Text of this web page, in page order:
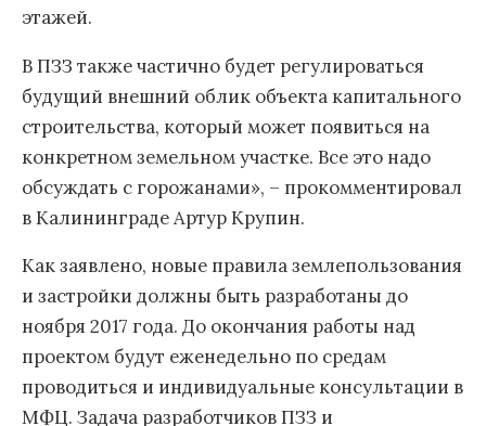
этажей.
В ПЗЗ также частично будет регулироваться
будущий внешний облик объекта капитального
строительства, который может появиться на
конкретном земельном участке. Все это надо
обсуждать с горожанами», – прокомментировал
в Калининграде Артур Крупин.
Как заявлено, новые правила землепользования
и застройки должны быть разработаны до
ноября 2017 года. До окончания работы над
проектом будут еженедельно по средам
проводиться и индивидуальные консультации в
МФЦ. Задача разработчиков ПЗЗ и